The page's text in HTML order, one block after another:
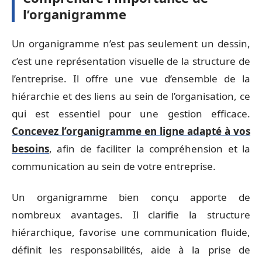
l’organigramme
Un organigramme n’est pas seulement un dessin,
c’est une représentation visuelle de la structure de
l’entreprise. Il offre une vue d’ensemble de la
hiérarchie et des liens au sein de l’organisation, ce
qui est essentiel pour une gestion efficace.
Concevez l’organigramme en ligne adapté à vos
besoins, afin de faciliter la compréhension et la
communication au sein de votre entreprise.
Un organigramme bien conçu apporte de
nombreux avantages. Il clarifie la structure
hiérarchique, favorise une communication fluide,
définit les responsabilités, aide à la prise de